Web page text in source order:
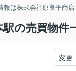
報は株式会社原良平商店
駅の売買物件
変更